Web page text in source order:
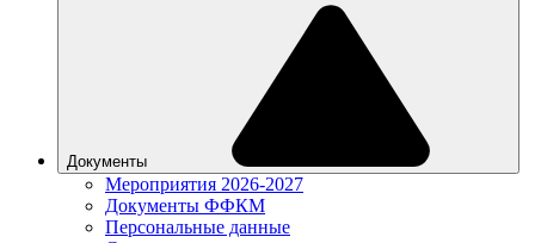
Документы
Мероприятия 2026-2027
Документы ФФКМ
Персональные данные